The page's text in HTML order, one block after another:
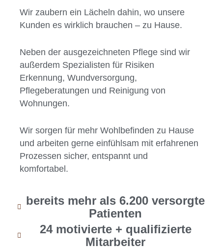
Wir zaubern ein Lächeln dahin, wo unsere
Kunden es wirklich brauchen – zu Hause.
Neben der ausgezeichneten Pflege sind wir
außerdem Spezialisten für Risiken
Erkennung, Wundversorgung,
Pflegeberatungen und Reinigung von
Wohnungen.
Wir sorgen für mehr Wohlbefinden zu Hause
und arbeiten gerne einfühlsam mit erfahrenen
Prozessen sicher, entspannt und
komfortabel.
bereits mehr als 6.200 versorgte
Patienten
24 motivierte + qualifizierte
Mitarbeiter